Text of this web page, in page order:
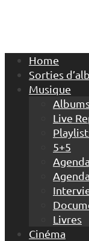
Home
Sorties
Musique
Live
5+5
Livres
Cinéma